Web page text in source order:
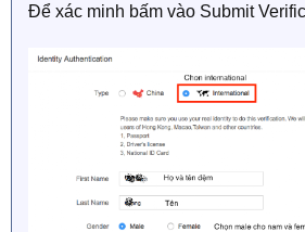
Để xác minh bấm vào Submit